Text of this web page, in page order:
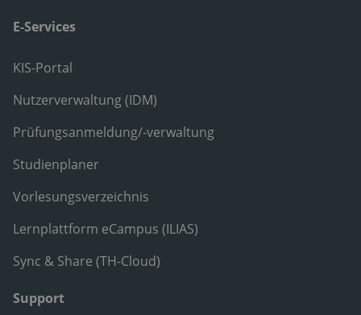
E-Services
KIS-Portal
Nutzerverwaltung (IDM)
Prüfungsanmeldung/-verwaltung
Studienplaner
Vorlesungsverzeichnis
Lernplattform eCampus (ILIAS)
Sync & Share (TH-Cloud)
Support